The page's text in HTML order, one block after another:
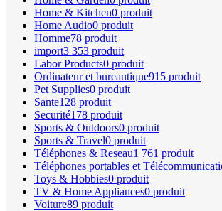
Home & Kitchen0 produit
Home Audio0 produit
Homme78 produit
import3 353 produit
Labor Products0 produit
Ordinateur et bureautique915 produit
Pet Supplies0 produit
Sante128 produit
Securité178 produit
Sports & Outdoors0 produit
Sports & Travel0 produit
Téléphones & Reseau1 761 produit
Téléphones portables et
Toys & Hobbies0 produit
TV & Home Appliances0 produit
Voiture89 produit